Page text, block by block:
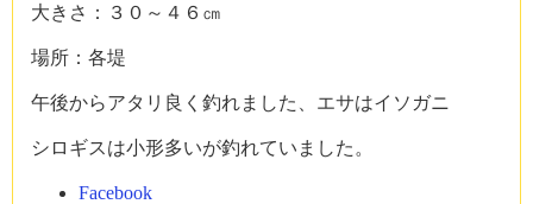
大きさ：３０～４６㎝
場所：各堤
午後からアタリ良く釣れました、エサはイソガニ
シロギスは小形多いが釣れていました。
Facebook